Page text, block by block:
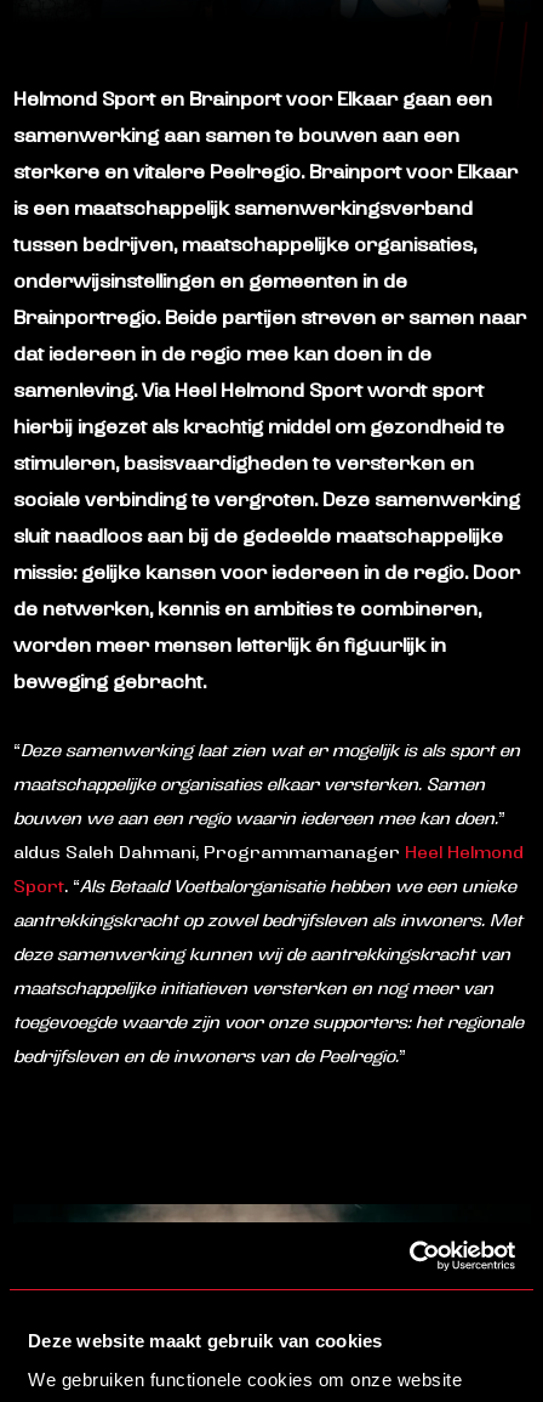
Deze website maakt gebruik van cookies
We gebruiken functionele cookies om onze website
Helmond Sport en Brainport voor Elkaar gaan een
samenwerking aan samen te bouwen aan een
sterkere en vitalere Peelregio. Brainport voor Elkaar
is een maatschappelijk samenwerkingsverband
tussen bedrijven, maatschappelijke organisaties,
onderwijsinstellingen en gemeenten in de
Brainportregio. Beide partijen streven er samen naar
dat iedereen in de regio mee kan doen in de
samenleving. Via Heel Helmond Sport wordt sport
hierbij ingezet als krachtig middel om gezondheid te
stimuleren, basisvaardigheden te versterken en
sociale verbinding te vergroten. Deze samenwerking
sluit naadloos aan bij de gedeelde maatschappelijke
missie: gelijke kansen voor iedereen in de regio. Door
de netwerken, kennis en ambities te combineren,
worden meer mensen letterlijk én figuurlijk in
beweging gebracht.
“Deze samenwerking laat zien wat er mogelijk is als sport en
maatschappelijke organisaties elkaar versterken. Samen
bouwen we aan een regio waarin iedereen mee kan doen.”
aldus Saleh Dahmani, Programmamanager Heel Helmond
Sport. “Als Betaald Voetbalorganisatie hebben we een unieke
aantrekkingskracht op zowel bedrijfsleven als inwoners. Met
deze samenwerking kunnen wij de aantrekkingskracht van
maatschappelijke initiatieven versterken en nog meer van
toegevoegde waarde zijn voor onze supporters: het regionale
bedrijfsleven en de inwoners van de Peelregio.”